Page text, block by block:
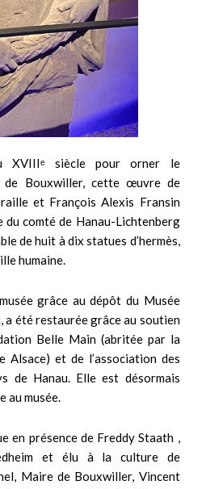
XVIIIᵉ siècle pour orner le
de Bouxwiller, cette œuvre de
et François Alexis Fransin
comté de Hanau-Lichtenberg
de huit à dix statues d’hermès,
humaine.
grâce au dépôt du Musée
a été restaurée grâce au soutien
Belle Main (abritée par la
Alsace) et de l’association des
de Hanau. Elle est désormais
au musée.
en présence de Freddy Staath ,
et élu à la culture de
Maire de Bouxwiller, Vincent